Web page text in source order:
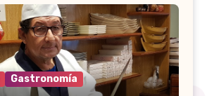
Gastronomía